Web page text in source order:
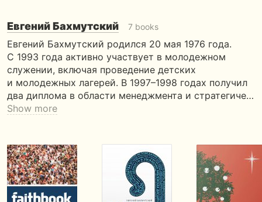
Евгений Бахмутский 7 books
Евгений Бахмутский родился 20 мая 1976 года.
С 1993 года активно участвует в молодежном
служении, включая проведение детских
и молодежных лагерей. В 1997–1998 годах получил
два диплома в области менеджмента и стратегиче…
Show more